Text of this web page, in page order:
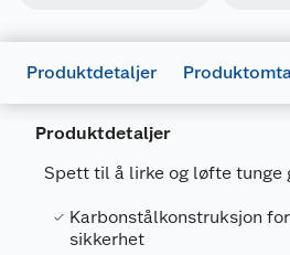
Produktdetaljer
Produktdetaljer
Spett til å lirke og løfte tunge
Karbonstålkonstruksjon
sikkerhet
Artikkelnummer